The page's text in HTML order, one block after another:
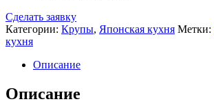
Сделать заявку
Категории: Крупы, Японская кухня Метки:
кухня
Описание
Описание